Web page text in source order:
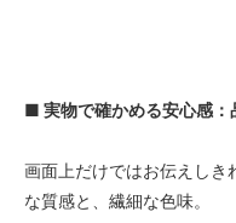
■ 実物で確かめる安心感：
画面上だけではお伝えしき
な質感と、繊細な色味。